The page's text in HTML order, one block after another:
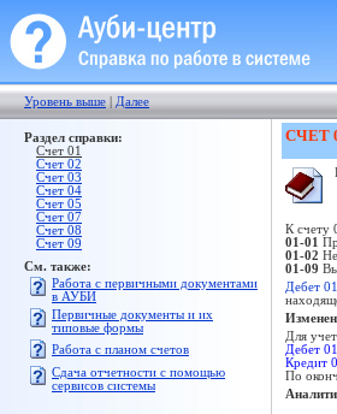
Уровень выше Далее
Раздел справки:
Счет 01
Счет 02
Счет 03
Счет 04
Счет 05
Счет 07
Счет 08
Счет 09
См. также:
Работа с первичными документами
в АУБИ
Первичные документы и их
типовые формы
Работа с планом счетов
Сдача отчетности с помощью
сервисов системы
СЧЕТ
К счету
01-01
01-02
01-09
Дебет
Для
Дебет
Кредит
По